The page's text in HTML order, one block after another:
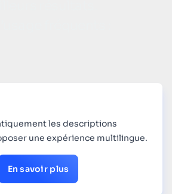
les descriptions
une expérience multilingue.
En savoir plus